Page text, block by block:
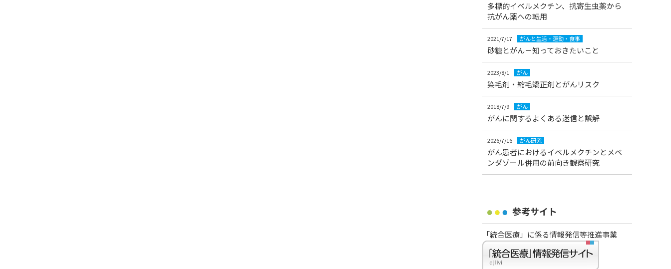
多標的イベルメクチン、抗寄生虫薬から
抗がん薬への転用
2021/7/17 がんと生活・運動・食事
砂糖とがん－知っておきたいこと
2023/8/1 がん
染毛剤・縮毛矯正剤とがんリスク
2018/7/9 がん
がんに関するよくある迷信と誤解
2026/7/16 がん研究
がん患者におけるイベルメクチンとメベ
ンダゾール併用の前向き観察研究
参考サイト
「統合医療」に係る情報発信等推進事業